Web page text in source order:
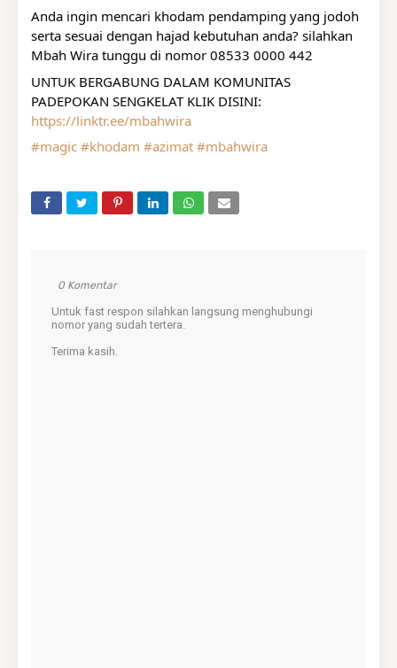
Anda ingin mencari khodam pendamping yang jodoh
serta sesuai dengan hajad kebutuhan anda? silahkan
Mbah Wira tunggu di nomor 08533 0000 442
UNTUK BERGABUNG DALAM KOMUNITAS
PADEPOKAN SENGKELAT KLIK DISINI:
https://linktr.ee/mbahwira
#magic #khodam #azimat #mbahwira
0 Komentar
Untuk fast respon silahkan langsung menghubungi
nomor yang sudah tertera.
Terima kasih.